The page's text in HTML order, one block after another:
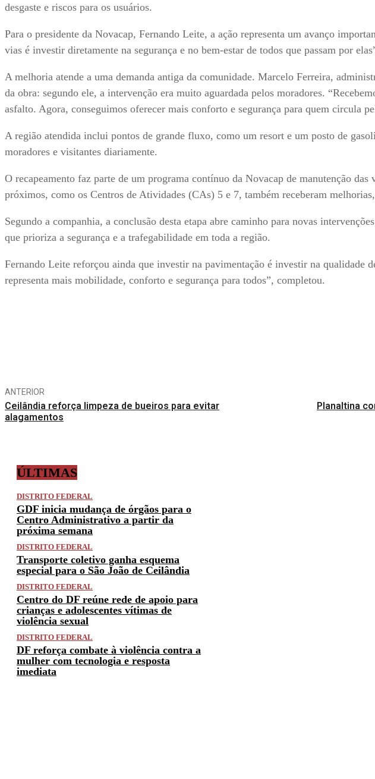
desgaste e riscos para os usuários.
Para o presidente da Novacap, Fernando Leite, a ação representa um avanço
vias é investir diretamente na segurança e no bem-estar de todos que passam por
A melhoria atende a uma demanda antiga da comunidade. Marcelo Ferreira,
da obra: segundo ele, a intervenção era muito aguardada pelos moradores.
asfalto. Agora, conseguimos oferecer mais conforto e segurança para quem circula
A região atendida inclui pontos de grande fluxo, como um resort e um posto de
moradores e visitantes diariamente.
O recapeamento faz parte de um programa contínuo da Novacap de manutenção
próximos, como os Centros de Atividades (CAs) 5 e 7, também receberam
Segundo a companhia, a conclusão desta etapa abre caminho para novas
que prioriza a segurança e a trafegabilidade em toda a região.
Fernando Leite reforçou ainda que investir na pavimentação é investir na qualidade
representa mais mobilidade, conforto e segurança para todos”, completou.
ANTERIOR
Ceilândia reforça limpeza de bueiros para evitar
alagamentos
Planaltina
ÚLTIMAS
DISTRITO FEDERAL
GDF inicia mudança de órgãos para o
Centro Administrativo a partir da
próxima semana
DISTRITO FEDERAL
Transporte coletivo ganha esquema
especial para o São João de Ceilândia
DISTRITO FEDERAL
Centro do DF reúne rede de apoio para
crianças e adolescentes vítimas de
violência sexual
DISTRITO FEDERAL
DF reforça combate à violência contra a
mulher com tecnologia e resposta
imediata